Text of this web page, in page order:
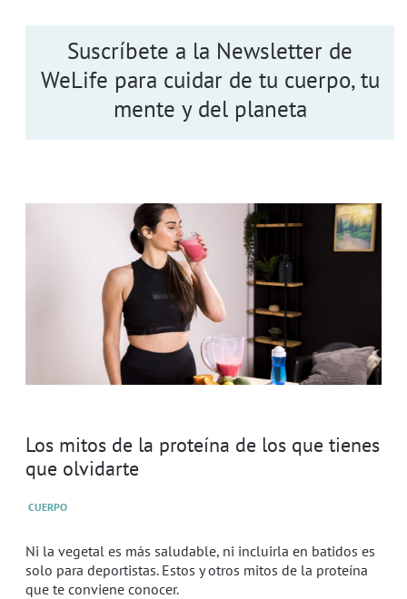
Los mitos de la proteína de los que tienes
que olvidarte
CUERPO
Ni la vegetal es más saludable, ni incluirla en batidos es
solo para deportistas. Estos y otros mitos de la proteína
que te conviene conocer.
Suscríbete a la Newsletter de
WeLife para cuidar de tu cuerpo, tu
mente y del planeta